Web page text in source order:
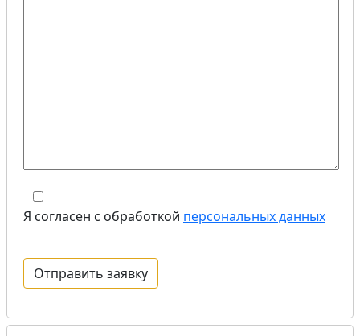
Я согласен с обработкой персональных данных